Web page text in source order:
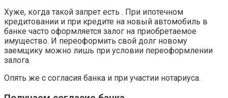
Хуже, когда такой запрет есть . При ипотечном
кредитовании и при кредите на новый автомобиль в
банке часто оформляется залог на приобретаемое
имущество. И переоформить свой долг новому
заемщику можно лишь при условии переоформлении
залога.
Опять же с согласия банка и при участии нотариуса.